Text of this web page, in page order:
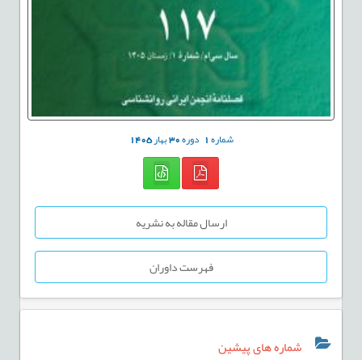
شماره1 دوره30بهار1405
ارسال مقاله به نشریه
فهرست داوران
شماره های پیشین